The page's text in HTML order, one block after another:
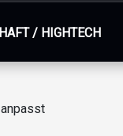
/ HIGHTECH